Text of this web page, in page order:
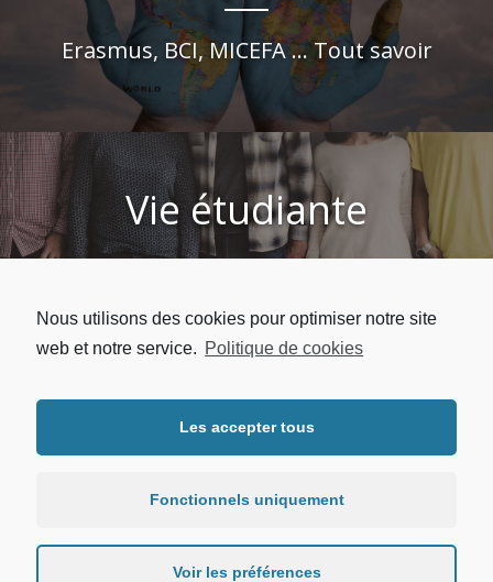
Nous utilisons des cookies pour optimiser notre site
web et notre service. Politique de cookies
Les accepter tous
Fonctionnels uniquement
Voir les préférences
Erasmus, BCI, MICEFA ... Tout savoir
Vie étudiante
Logement, Sport, Culture ... Tous les services à
l'étudiant
personnelles